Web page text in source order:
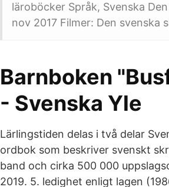
läroböcker Språk, Svenska
nov 2017 Filmer: Den svenska
Barnboken
- Svenska Yle
Lärlingstiden delas i två delar
ordbok som beskriver svenskt
band och cirka 500 000
2019. 5. ledighet enligt lagen